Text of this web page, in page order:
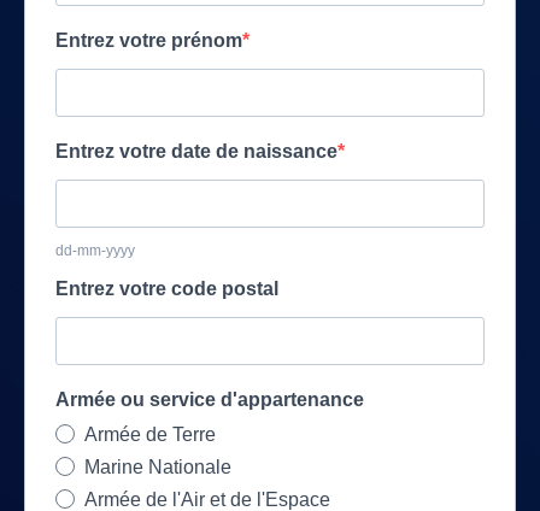
Entrez votre prénom
Entrez votre date de naissance
dd-mm-yyyy
Entrez votre code postal
Armée ou service d'appartenance
Armée de Terre
Marine Nationale
Armée de l'Air et de l'Espace